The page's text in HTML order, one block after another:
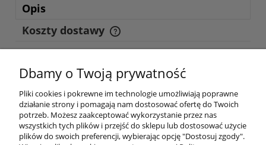
Opis
Koszty dostawy
Cena nie zawiera ewentualnych kosztów płatności
ręcznie wykonanej i ozdobionej.
Mocowana do ściany za pomocą wkrętów.
Pomoc
Dbamy o Twoją prywatność
Pliki cookies i pokrewne im technologie umożliwiają poprawne
działanie strony i pomagają nam dostosować ofertę do Twoich
potrzeb. Możesz zaakceptować wykorzystanie przez nas
wszystkich tych plików i przejść do sklepu lub dostosować użycie
plików do swoich preferencji, wybierając opcję "Dostosuj zgody".